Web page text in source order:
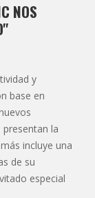
NOS
y
base en
la
incluye una
de su
especial